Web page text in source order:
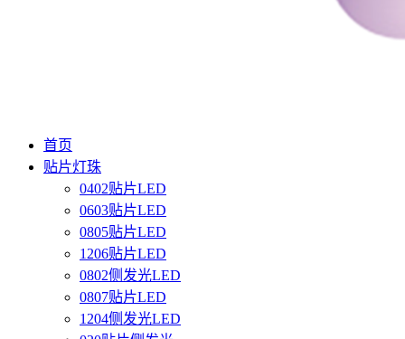
首页
贴片灯珠
0402贴片LED
0603贴片LED
0805贴片LED
1206贴片LED
0802侧发光LED
0807贴片LED
1204侧发光LED